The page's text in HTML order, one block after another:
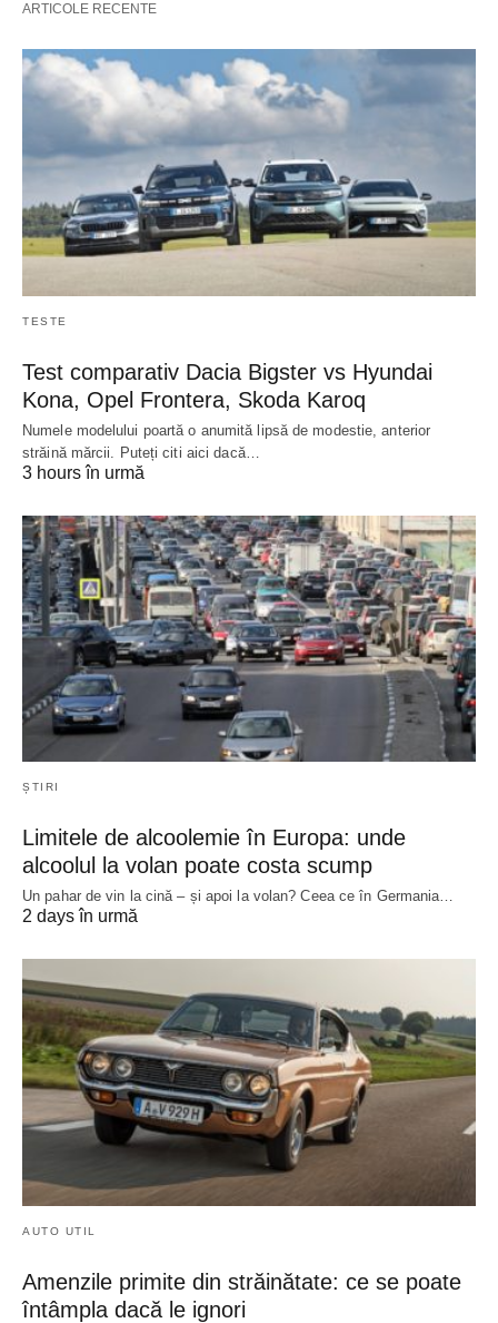
ARTICOLE RECENTE
TESTE
Test comparativ Dacia Bigster vs Hyundai
Kona, Opel Frontera, Skoda Karoq
Numele modelului poartă o anumită lipsă de modestie, anterior
străină mărcii. Puteți citi aici dacă…
3 hours în urmă
ȘTIRI
Limitele de alcoolemie în Europa: unde
alcoolul la volan poate costa scump
Un pahar de vin la cină – și apoi la volan? Ceea ce în Germania…
2 days în urmă
AUTO UTIL
Amenzile primite din străinătate: ce se poate
întâmpla dacă le ignori